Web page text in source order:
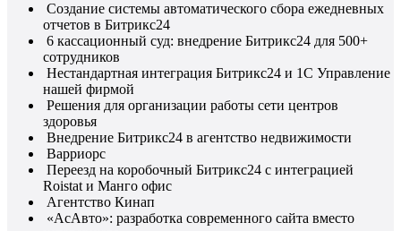
Создание системы автоматического сбора ежедневных
отчетов в Битрикс24
6 кассационный суд: внедрение Битрикс24 для 500+
сотрудников
Нестандартная интеграция Битрикс24 и 1С Управление
нашей фирмой
Решения для организации работы сети центров
здоровья
Внедрение Битрикс24 в агентство недвижимости
Варриорс
Переезд на коробочный Битрикс24 с интеграцией
Roistat и Манго офис
Агентство Кинап
«АсАвто»: разработка современного сайта вместо